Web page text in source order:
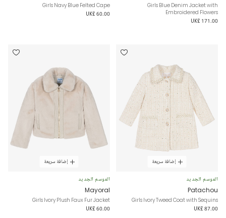
Girls Blue Denim Jacket with
Embroidered Flowers
UK£ 171.00
Girls Navy Blue Felted Cape
UK£ 60.00
إضافة سريعة
الموسم الجديد
Patachou
Girls Ivory Tweed Coat with Sequins
UK£ 87.00
إضافة سريعة
الموسم الجديد
Mayoral
Girls Ivory Plush Faux Fur Jacket
UK£ 60.00